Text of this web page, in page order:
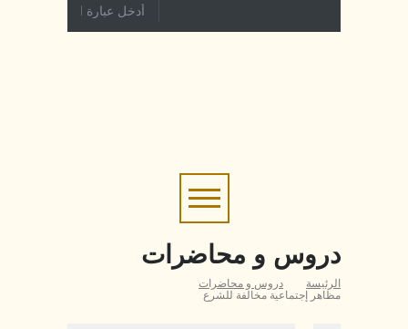
دروس و محاضرات
الرئيسة
دروس و محاضرات
مظاهر إجتماعية مخالفة للشرع